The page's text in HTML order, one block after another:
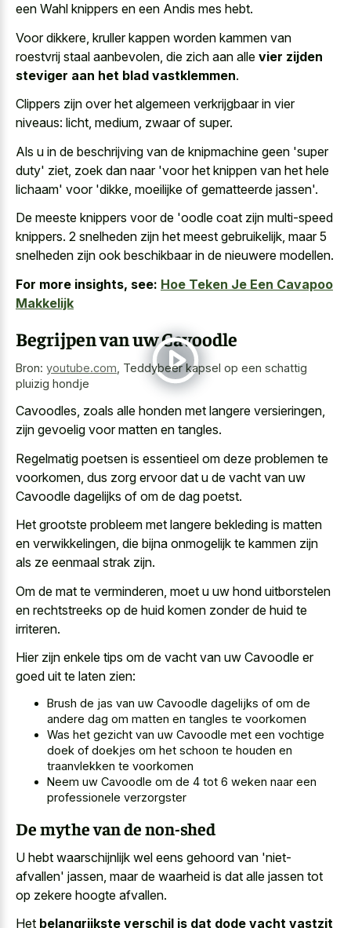
een Wahl knippers en een Andis mes hebt.
Voor dikkere, kruller kappen worden kammen van
roestvrij staal aanbevolen, die zich aan alle vier zijden
steviger aan het blad vastklemmen.
Clippers zijn over het algemeen verkrijgbaar in vier
niveaus: licht, medium, zwaar of super.
Als u in de beschrijving van de knipmachine geen 'super
duty' ziet, zoek dan naar 'voor het knippen van het hele
lichaam' voor 'dikke, moeilijke of gematteerde jassen'.
De meeste knippers voor de 'oodle coat zijn multi-speed
knippers. 2 snelheden zijn het meest gebruikelijk, maar 5
snelheden zijn ook beschikbaar in de nieuwere modellen.
For more insights, see: Hoe Teken Je Een Cavapoo
Makkelijk
Begrijpen van uw Cavoodle
Bron: youtube.com Teddybeer kapsel op een schattig
pluizig hondje
Cavoodles, zoals alle honden met langere versieringen,
zijn gevoelig voor matten en tangles.
Regelmatig poetsen is essentieel om deze problemen te
voorkomen, dus zorg ervoor dat u de vacht van uw
Cavoodle dagelijks of om de dag poetst.
Het grootste probleem met langere bekleding is matten
en verwikkelingen, die bijna onmogelijk te kammen zijn
als ze eenmaal strak zijn.
Om de mat te verminderen, moet u uw hond uitborstelen
en rechtstreeks op de huid komen zonder de huid te
irriteren.
Hier zijn enkele tips om de vacht van uw Cavoodle er
goed uit te laten zien:
Brush de jas van uw Cavoodle dagelijks of om de
andere dag om matten en tangles te voorkomen
Was het gezicht van uw Cavoodle met een vochtige
doek of doekjes om het schoon te houden en
traanvlekken te voorkomen
Neem uw Cavoodle om de 4 tot 6 weken naar een
professionele verzorgster
De mythe van de non-shed
U hebt waarschijnlijk wel eens gehoord van 'niet-
afvallen' jassen, maar de waarheid is dat alle jassen tot
op zekere hoogte afvallen.
Het belangrijkste verschil is dat dode vacht vastzit